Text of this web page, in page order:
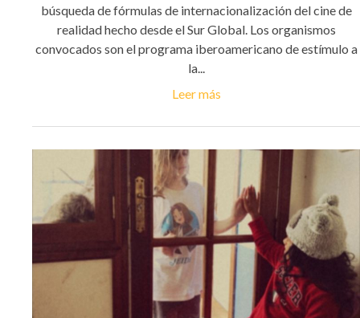
búsqueda de fórmulas de internacionalización del cine de
realidad hecho desde el Sur Global. Los organismos
convocados son el programa iberoamericano de estímulo a
la...
Leer más